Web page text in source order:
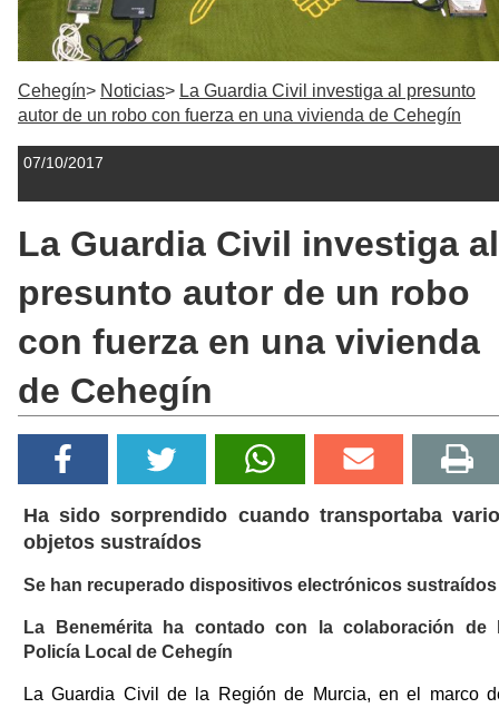
Cehegín Noticias
La Guardia Civil investiga al presunto
autor de un robo con fuerza en una vivienda de Cehegín
07/10/2017
La Guardia Civil investiga al
presunto autor de un robo
con fuerza en una vivienda
de Cehegín
Ha sido sorprendido cuando transportaba
objetos sustraídos
Se han recuperado dispositivos electrónicos sustraídos
La Benemérita ha contado con la colaboración de
Policía Local de Cehegín
La Guardia Civil de la Región de Murcia, en el marco